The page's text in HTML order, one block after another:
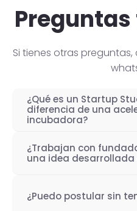
Si tienes otras
¿Qué es un Startup
diferencia de una
incubadora?
Un Startup Studio es
de construir startups
con experiencia.
¿Trabajan con
una idea
Startup Studio es
¿Puedo postular sin